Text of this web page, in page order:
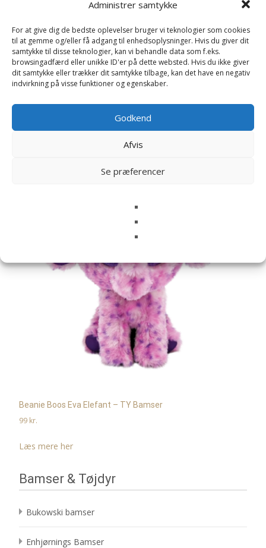
Administrer samtykke
For at give dig de bedste oplevelser bruger vi teknologier som cookies
til at gemme og/eller få adgang til enhedsoplysninger. Hvis du giver dit
samtykke til disse teknologier, kan vi behandle data som f.eks.
browsingadfærd eller unikke ID'er på dette websted. Hvis du ikke giver
dit samtykke eller trækker dit samtykke tilbage, kan det have en negativ
indvirkning på visse funktioner og egenskaber.
Godkend
Afvis
Se præferencer
Gem mit navn, mail og websted i denne browser til
næste gang jeg kommenterer.
Relaterede varer
Beanie Boos Eva Elefant – TY Bamser
99 kr.
Læs mere her
Bamser & Tøjdyr
Bukowski bamser
Enhjørnings Bamser